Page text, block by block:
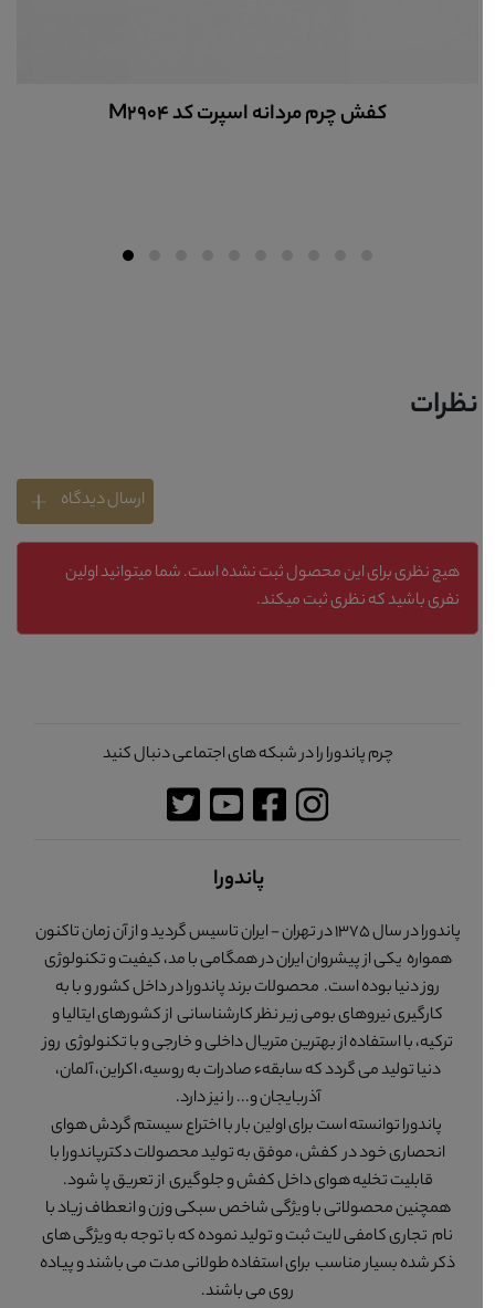
کفش چرم مردانه اسپرت کد M2904
نظرات
ارسال دیدگاه
هیچ نظری برای این محصول ثبت نشده است. شما میتوانید اولین
نفری باشید که نظری ثبت میکند.
چرم پاندورا را در شبکه های اجتماعی دنبال کنید
پاندورا
پاندورا در سال 1375 در تهران - ایران تاسیس گردید و از آن زمان تاکنون
همواره یکی از پیشروان ایران در همگامی با مد، کیفیت و تکنولوژی
روز دنیا بوده است. محصولات برند پاندورا در داخل کشور و با به
کارگیری نیروهای بومی زیر نظر کارشناسانی از کشورهای ایتالیا و
ترکیه، با استفاده از بهترین متریال داخلی و خارجی و با تکنولوژی روز
دنیا تولید می گردد که سابقهء صادرات به روسیه، اکراین، آلمان،
آذربایجان و... را نیز دارد.
پاندورا توانسته است برای اولین بار با اختراع سیستم گردش هوای
انحصاری خود در کفش، موفق به تولید محصولات دکترپاندورا با
قابلیت تخلیه هوای داخل کفش و جلوگیری از تعریق پا شود.
همچنین محصولاتی با ویژگی شاخص سبکی وزن و انعطاف زیاد با
نام تجاری کامفی لایت ثبت و تولید نموده که با توجه به ویژگی های
ذکر شده بسیار مناسب برای استفاده طولانی مدت می باشند و پیاده
روی می باشند.